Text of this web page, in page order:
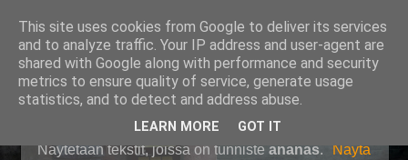
Pullollinen
Näytetään tekstit, joissa on tunniste ananas.
Näytä
This site uses cookies from Google to deliver its services
and to analyze traffic. Your IP address and user-agent are
shared with Google along with performance and security
metrics to ensure quality of service, generate usage
statistics, and to detect and address abuse.
LEARN MORE GOT IT